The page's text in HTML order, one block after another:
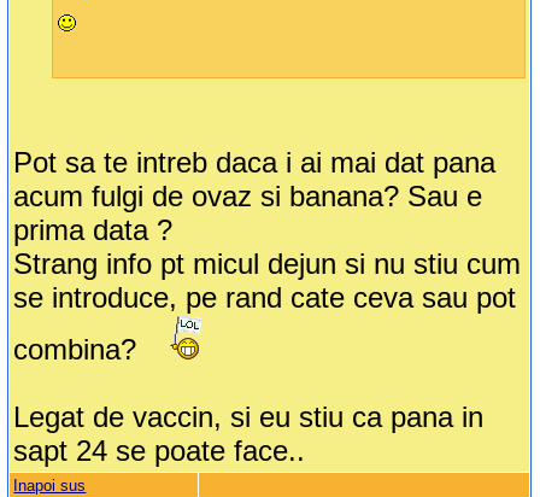
Pot sa te intreb daca i ai mai dat pana
acum fulgi de ovaz si banana? Sau e
prima data ?
Strang info pt micul dejun si nu stiu cum
se introduce, pe rand cate ceva sau pot
combina?
Legat de vaccin, si eu stiu ca pana in
sapt 24 se poate face..
Inapoi sus